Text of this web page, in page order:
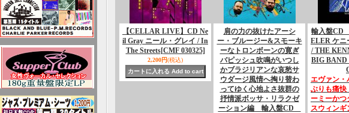
【CELLAR LIVE】CD Ne
il Gray ニール・グレイ / In
The Streets[CMF 030325]
2,200円(税込)
肩の力の抜けたアーシ
ー・ブルージー&スモーキ
ーなトロンボーンの寛ぎ
バピッシュ吹鳴がいつし
かブラジリアンな哀愁サ
ウダージ風情へ掏り替わ
ってゆく心地よさ抜群の
抒情派ボッサ・リラクゼ
ーション編 輸入盤CD
輸入盤CD
ELER ケニ
/ THE
BIG
エヴァン・
ぶりも痛快
ーミーかつ
スウィンギ